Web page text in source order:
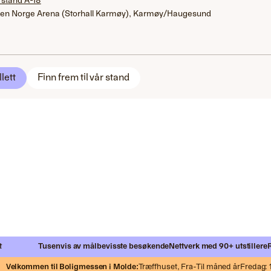
Norge Arena (Storhall Karmøy), Karmøy/Haugesund
Finn frem til vår stand
Tusenvis av målbevisste besøkendeNettverk med 90+ utstillere
Velkommen til Boligmessen i Molde:Træffhuset,Fra-Til måned år Fredag: